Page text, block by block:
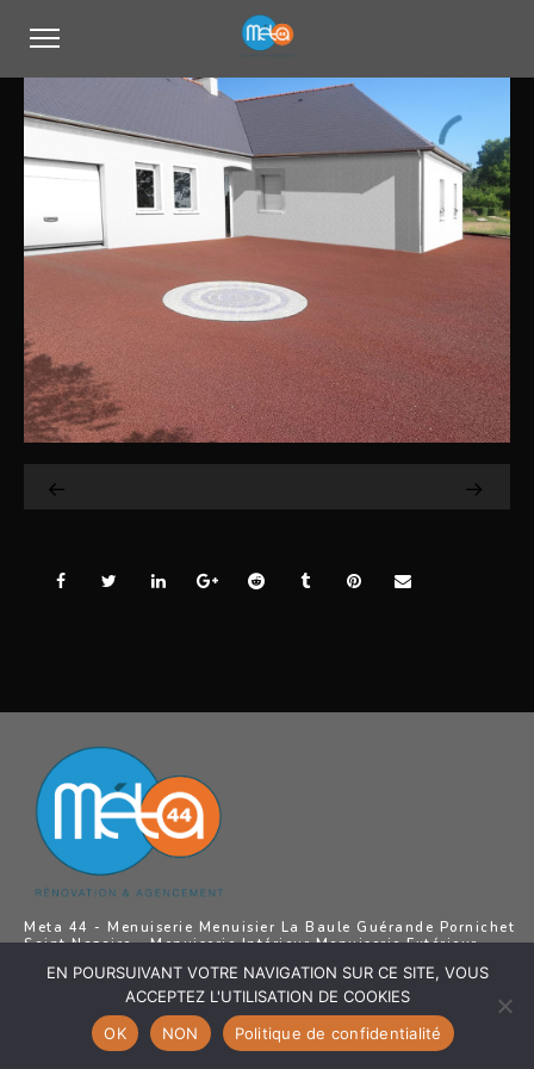
Meta 44 - Menuiserie Menuisier La Baule Guérande Pornichet
Saint Nazaire - Menuiserie Intérieur Menuiserie Extérieur,
Aménagement Extérieur La Baule Guérande Pornichet Saint
EN POURSUIVANT VOTRE NAVIGATION SUR CE SITE, VOUS
ACCEPTEZ L'UTILISATION DE COOKIES
OK
NON Politique de confidentialité